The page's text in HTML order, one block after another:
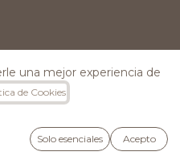
una mejor experiencia de
de Cookies
Solo esenciales Acepto